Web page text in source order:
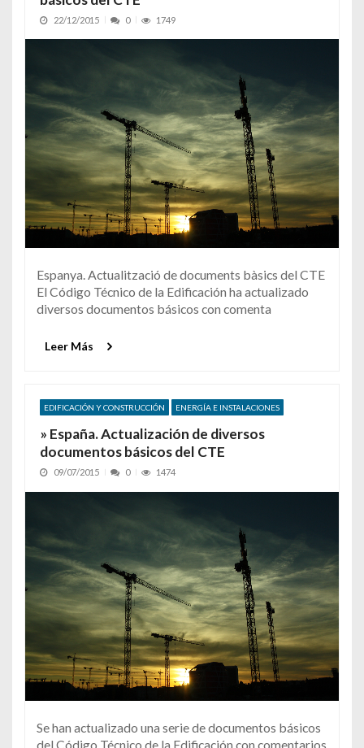
22/12/2015 0 1749
Espanya. Actualització de documents bàsics del CTE
El Código Técnico de la Edificación ha actualizado
diversos documentos básicos con comenta
Leer Más
EDIFICACIÓN Y CONSTRUCCIÓN ENERGÍA E INSTALACIONES
» España. Actualización de diversos
documentos básicos del CTE
09/07/2015 0 1474
Se han actualizado una serie de documentos básicos
del Código Técnico de la Edificación con comentarios